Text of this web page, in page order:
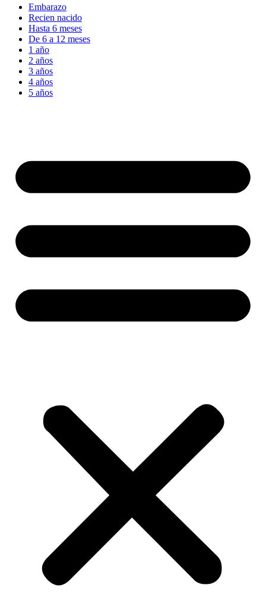
Embarazo
Recien nacido
Hasta 6 meses
De 6 a 12 meses
1 año
2 años
3 años
4 años
5 años